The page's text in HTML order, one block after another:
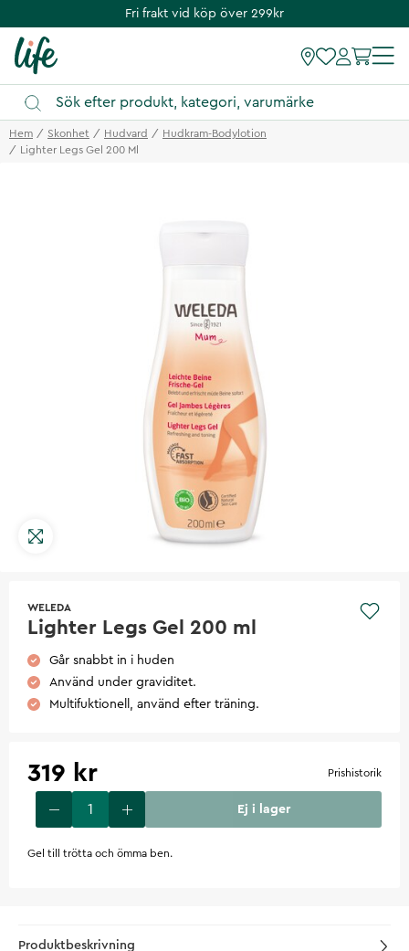
Fri frakt vid köp över 299kr
Hem Skonhet Hudvard
Hudkram-Bodylotion
Lighter Legs Gel 200 Ml
WELEDA
Lighter Legs Gel 200 ml
Går snabbt in i huden
Använd under graviditet.
Multifuktionell, använd efter träning.
319 kr Prishistorik
Ej i lager
Gel till trötta och ömma ben.
Produktbeskrivning